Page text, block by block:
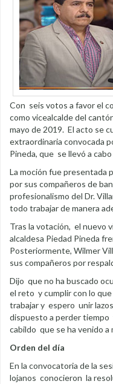
Con seis votos a favor el
como vicealcalde del
mayo de 2019. El acto se
extraordinaria convocada
Pineda, que se llevó a
La moción fue presentada
por sus compañeros de
profesionalismo del Dr.
todo trabajar de manera
Tras la votación, el nuevo
alcaldesa Piedad Pineda
Posteriormente, Wilmer
sus compañeros por
Dijo que no ha buscado
el reto y cumplir con lo que
trabajar y espero unir
dispuesto a perder tiempo
cabildo que se ha venido a
Orden del día
En la convocatoria de la
lojanos conocieron la